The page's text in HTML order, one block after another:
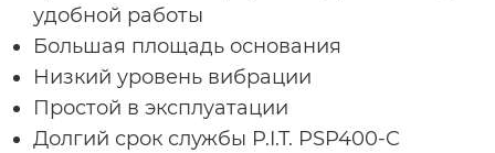
удобной работы
Большая площадь основания
Низкий уровень вибрации
Простой в эксплуатации
Долгий срок службы P.I.T. PSP400-C